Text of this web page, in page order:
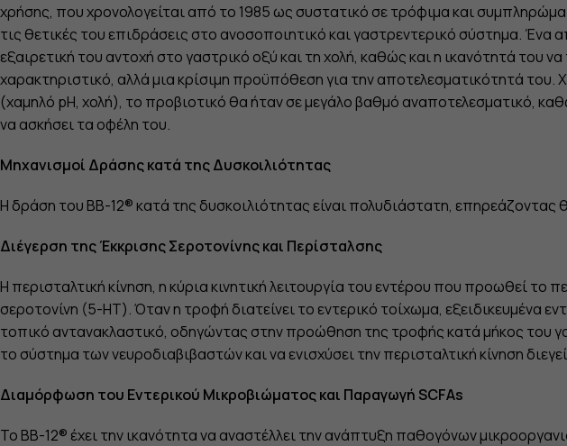
χρήσης, που χρονολογείται από το 1985 ως συστατικό σε τρόφιμα και
τις θετικές του επιδράσεις στο ανοσοποιητικό και γαστρεντερικό σύστημα.
εξαιρετική του αντοχή στο γαστρικό οξύ και τη χολή, καθώς και η ικανότητά του
χαρακτηριστικό, αλλά μια κρίσιμη προϋπόθεση για την αποτελεσματικότητά
(χαμηλό pH, χολή), το προβιοτικό θα ήταν σε μεγάλο βαθμό αναποτελεσματικό,
να ασκήσει τα οφέλη του.
Μηχανισμοί Δράσης κατά της Δυσκοιλιότητας
Η δράση του BB-12® κατά της δυσκοιλιότητας είναι πολυδιάστατη, επηρεάζοντας
Διέγερση της Έκκρισης Σεροτονίνης και Περίσταλσης
Η περισταλτική κίνηση, η κύρια κινητική λειτουργία του εντέρου που προωθεί
σεροτονίνη (5-HT). Όταν η τροφή διατείνει το εντερικό τοίχωμα, εξειδικευμένα
τοπικό αντανακλαστικό, οδηγώντας στην προώθηση της τροφής κατά μήκος του
το σύστημα των νευροδιαβιβαστών και να ενισχύσει την περισταλτική κίνηση
Διαμόρφωση του Εντερικού Μικροβιώματος και Παραγωγή SCFAs
Το BB-12® έχει την ικανότητα να αναστέλλει την ανάπτυξη παθογόνων